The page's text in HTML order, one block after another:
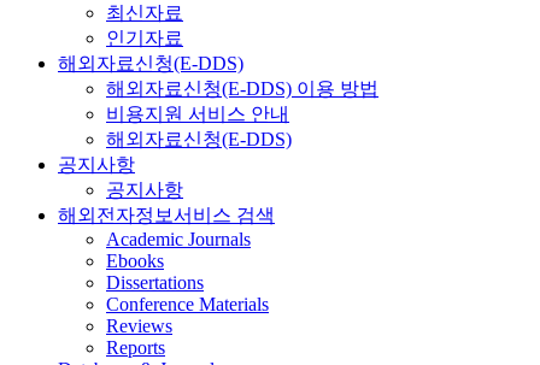
최신자료
인기자료
해외자료신청(E-DDS)
해외자료신청(E-DDS) 이용 방법
비용지원 서비스 안내
해외자료신청(E-DDS)
공지사항
공지사항
해외전자정보서비스 검색
Academic Journals
Ebooks
Dissertations
Conference Materials
Reviews
Reports